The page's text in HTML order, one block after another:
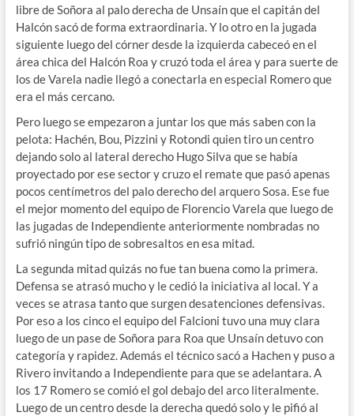
libre de Soñora al palo derecha de Unsaín que el capitán del
Halcón sacó de forma extraordinaria. Y lo otro en la jugada
siguiente luego del córner desde la izquierda cabeceó en el
área chica del Halcón Roa y cruzó toda el área y para suerte de
los de Varela nadie llegó a conectarla en especial Romero que
era el más cercano.
Pero luego se empezaron a juntar los que más saben con la
pelota: Hachén, Bou, Pizzini y Rotondi quien tiro un centro
dejando solo al lateral derecho Hugo Silva que se había
proyectado por ese sector y cruzo el remate que pasó apenas
pocos centímetros del palo derecho del arquero Sosa. Ese fue
el mejor momento del equipo de Florencio Varela que luego de
las jugadas de Independiente anteriormente nombradas no
sufrió ningún tipo de sobresaltos en esa mitad.
La segunda mitad quizás no fue tan buena como la primera.
Defensa se atrasó mucho y le cedió la iniciativa al local. Y a
veces se atrasa tanto que surgen desatenciones defensivas.
Por eso a los cinco el equipo del Falcioni tuvo una muy clara
luego de un pase de Soñora para Roa que Unsaín detuvo con
categoría y rapidez. Además el técnico sacó a Hachen y puso a
Rivero invitando a Independiente para que se adelantara. A
los 17 Romero se comió el gol debajo del arco literalmente.
Luego de un centro desde la derecha quedó solo y le pifió al